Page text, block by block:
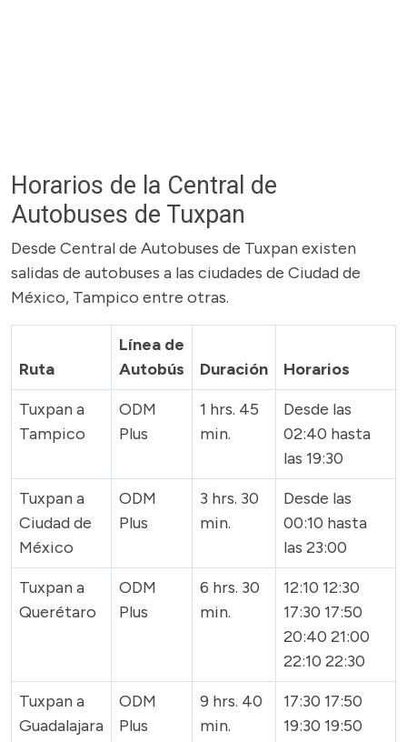
Horarios de la Central de
Autobuses de Tuxpan
Desde Central de Autobuses de Tuxpan existen
salidas de autobuses a las ciudades de Ciudad de
México, Tampico entre otras.
Ruta
Línea de
Autobús
Duración
Horarios
Tuxpan a
Tampico
ODM
Plus
1 hrs. 45
min.
Desde las
02:40 hasta
las 19:30
Tuxpan a
Ciudad de
México
ODM
Plus
3 hrs. 30
min.
Desde las
00:10 hasta
las 23:00
Tuxpan a
Querétaro
ODM
Plus
6 hrs. 30
min.
12:10 12:30
17:30 17:50
20:40 21:00
22:10 22:30
Tuxpan a
Guadalajara
ODM
Plus
9 hrs. 40
min.
17:30 17:50
19:30 19:50